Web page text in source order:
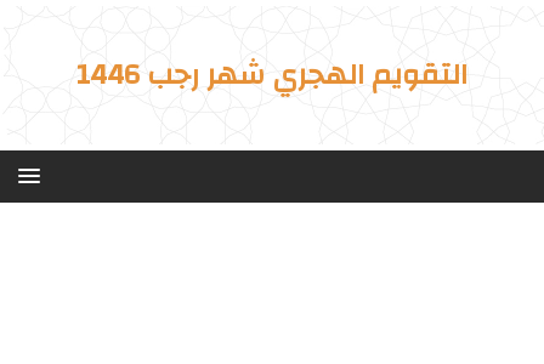
التقويم الهجري شهر رجب 1446